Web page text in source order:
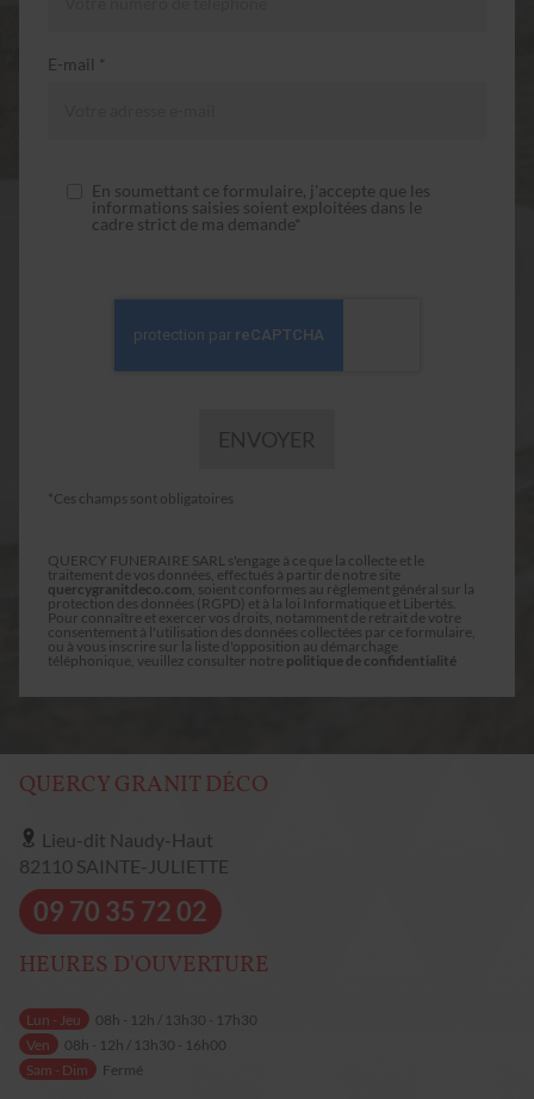
E-mail *
En soumettant ce formulaire, j'accepte que les
informations saisies soient exploitées dans le
cadre strict de ma demande*
*Ces champs sont obligatoires
QUERCY FUNERAIRE SARL s'engage à ce que la collecte et le
traitement de vos données, effectués à partir de notre site
quercygranitdeco.com , soient conformes au règlement général sur la
protection des données (RGPD) et à la loi Informatique et Libertés.
Pour connaître et exercer vos droits, notamment de retrait de votre
consentement à l'utilisation des données collectées par ce formulaire,
ou à vous inscrire sur la liste d'opposition au démarchage
téléphonique, veuillez consulter notre politique de confidentialité
QUERCY GRANIT DÉCO
Lieu-dit Naudy-Haut
82110 SAINTE-JULIETTE
09 70 35 72 02
HEURES D'OUVERTURE
Lun - Jeu
08h - 12h / 13h30 - 17h30
Ven
08h - 12h / 13h30 - 16h00
Sam - Dim
Fermé